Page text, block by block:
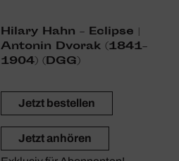
Hilary Hahn – Eclipse |
Antonin Dvorak (1841–
1904) (DGG)
Jetzt bestellen
Jetzt anhören